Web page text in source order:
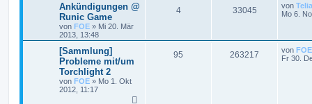
Ankündigungen @
Runic Game
von FOE » Mi 20. Mär
2013, 13:48
4 33045 von
Mo 6.
[Sammlung]
Probleme mit/um
Torchlight 2
von FOE » Mo 1. Okt
2012, 11:17
95 263217 von FOE
Fr 30.